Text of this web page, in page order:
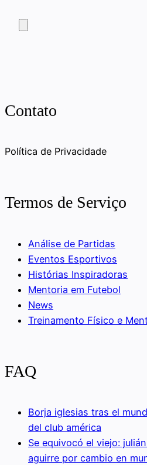
Contato
Política de Privacidade
Termos de Serviço
Análise de Partidas
Eventos Esportivos
Histórias Inspiradoras
Mentoria em Futebol
News
Treinamento Físico e
FAQ
Borja iglesias tras el
del club américa
Se equivocó el viejo:
aguirre por cambio en